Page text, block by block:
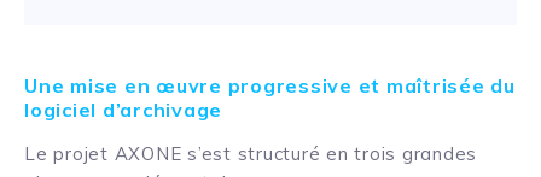
Une mise en œuvre progressive et maîtrisée du
logiciel d’archivage
Le projet AXONE s’est structuré en trois grandes